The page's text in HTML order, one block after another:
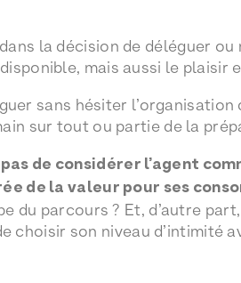
la décision de déléguer ou
mais aussi le plaisir
sans hésiter
sur tout ou partie de la
de considérer l’agent
de la valeur pour ses
du parcours ? Et, d’autre
choisir son niveau d’intimité